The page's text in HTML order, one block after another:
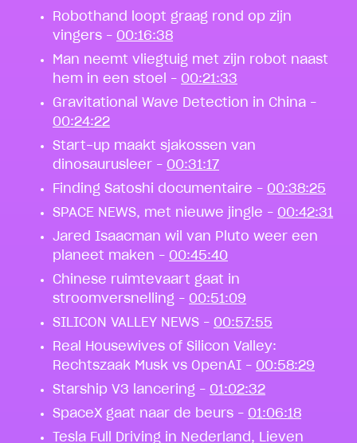
Robothand loopt graag rond op zijn
vingers – 00:16:38
Man neemt vliegtuig met zijn robot naast
hem in een stoel – 00:21:33
Gravitational Wave Detection in China –
00:24:22
Start-up maakt sjakossen van
dinosaurusleer – 00:31:17
Finding Satoshi documentaire – 00:38:25
SPACE NEWS, met nieuwe jingle – 00:42:31
Jared Isaacman wil van Pluto weer een
planeet maken – 00:45:40
Chinese ruimtevaart gaat in
stroomversnelling – 00:51:09
SILICON VALLEY NEWS – 00:57:55
Real Housewives of Silicon Valley:
Rechtszaak Musk vs OpenAI – 00:58:29
Starship V3 lancering – 01:02:32
SpaceX gaat naar de beurs – 01:06:18
Tesla Full Driving in Nederland, Lieven